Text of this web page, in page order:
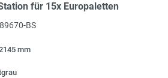
für 15x Europaletten
BS
mm